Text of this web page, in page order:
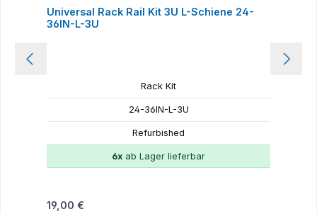
Universal Rack Rail Kit 3U L-Schiene 24-
36IN-L-3U
Rack Kit
24-36IN-L-3U
Refurbished
6x ab Lager lieferbar
Regulärer Preis:
19,00 €